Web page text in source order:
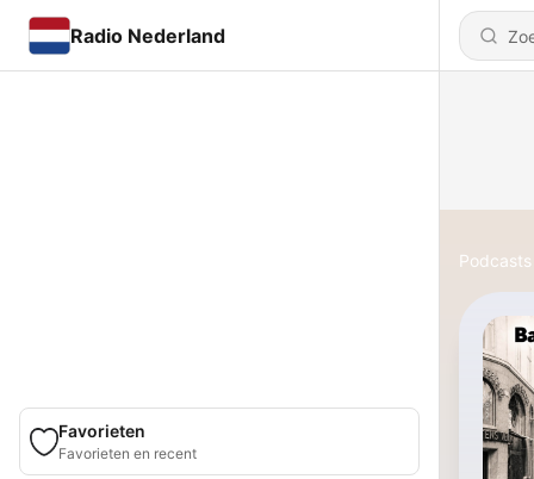
Radio Nederland
Favorieten
Favorieten en recent
Podcasts